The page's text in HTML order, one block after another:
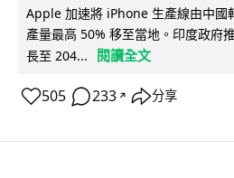
Apple 加速將 iPhone 生產線由中國
產量最高 50% 移至當地。印度政府
長至 204...
閱讀全文
505 233 ↗ 分享